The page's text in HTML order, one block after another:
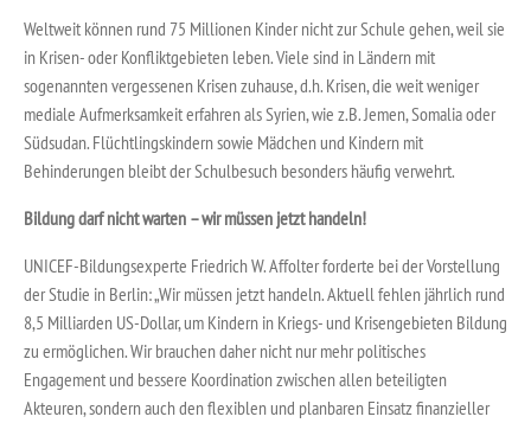
Weltweit können rund 75 Millionen Kinder nicht zur Schule gehen, weil sie
in Krisen- oder Konfliktgebieten leben. Viele sind in Ländern mit
sogenannten vergessenen Krisen zuhause, d.h. Krisen, die weit weniger
mediale Aufmerksamkeit erfahren als Syrien, wie z.B. Jemen, Somalia oder
Südsudan. Flüchtlingskindern sowie Mädchen und Kindern mit
Behinderungen bleibt der Schulbesuch besonders häufig verwehrt.
Bildung darf nicht warten – wir müssen jetzt handeln!
UNICEF-Bildungsexperte Friedrich W. Affolter forderte bei der Vorstellung
der Studie in Berlin: „Wir müssen jetzt handeln. Aktuell fehlen jährlich rund
8,5 Milliarden US-Dollar, um Kindern in Kriegs- und Krisengebieten Bildung
zu ermöglichen. Wir brauchen daher nicht nur mehr politisches
Engagement und bessere Koordination zwischen allen beteiligten
Akteuren, sondern auch den flexiblen und planbaren Einsatz finanzieller